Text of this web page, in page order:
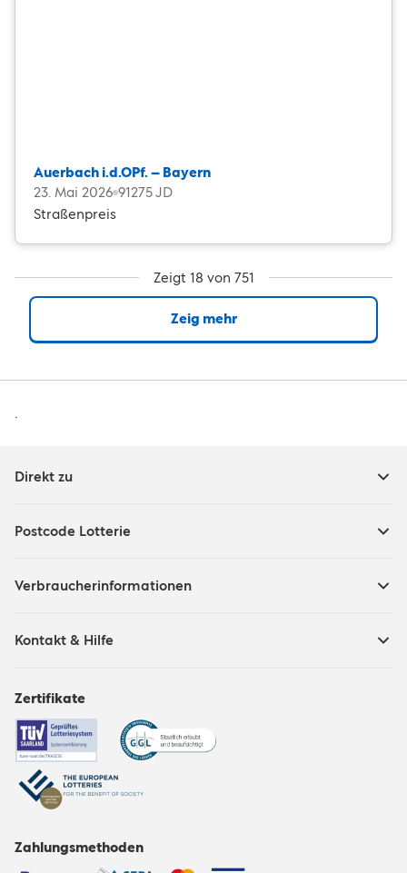
Auerbach i.d.OPf. – Bayern
23. Mai 2026 91275 JD
Straßenpreis
Zeigt 18 von 751
Zeig mehr
.
Direkt zu
Postcode Lotterie
Verbraucherinformationen
Kontakt & Hilfe
Zertifikate
Zahlungsmethoden